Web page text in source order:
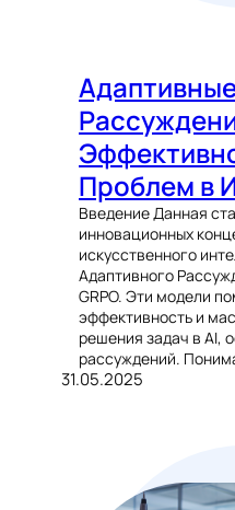
Проблем в
Введение Данная
инновационных
искусственного
Адаптивного
GRPO. Эти модели
эффективность и
решения задач в AI,
рассуждений.
31.05.2025